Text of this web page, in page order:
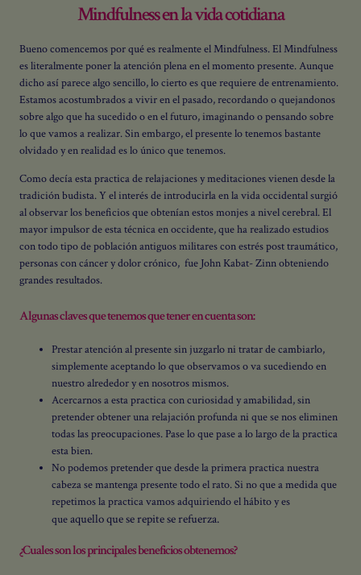
Mindfulness en la vida cotidiana
Bueno comencemos por qué es realmente el Mindfulness. El Mindfulness
es literalmente poner la atención plena en el momento presente. Aunque
dicho así parece algo sencillo, lo cierto es que requiere de entrenamiento.
Estamos acostumbrados a vivir en el pasado, recordando o quejandonos
sobre algo que ha sucedido o en el futuro, imaginando o pensando sobre
lo que vamos a realizar. Sin embargo, el presente lo tenemos bastante
olvidado y en realidad es lo único que tenemos.
Como decía esta practica de relajaciones y meditaciones vienen desde la
tradición budista. Y el interés de introducirla en la vida occidental surgió
al observar los beneficios que obtenían estos monjes a nivel cerebral. El
mayor impulsor de esta técnica en occidente, que ha realizado estudios
con todo tipo de población antiguos militares con estrés post traumático,
personas con cáncer y dolor crónico, fue John Kabat- Zinn obteniendo
grandes resultados.
Algunas claves que tenemos que tener en cuenta son:
Prestar atención al presente sin juzgarlo ni tratar de cambiarlo,
simplemente aceptando lo que observamos o va sucediendo en
nuestro alrededor y en nosotros mismos.
Acercarnos a esta practica con curiosidad y amabilidad, sin
pretender obtener una relajación profunda ni que se nos eliminen
todas las preocupaciones. Pase lo que pase a lo largo de la practica
esta bien.
No podemos pretender que desde la primera practica nuestra
cabeza se mantenga presente todo el rato. Si no que a medida que
repetimos la practica vamos adquiriendo el hábito y es
queaquello que se repite se refuerza.
¿Cuales son los principales beneficios obtenemos?